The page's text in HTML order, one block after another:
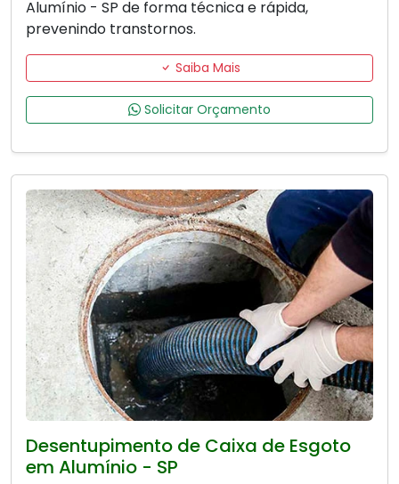
Alumínio - SP de forma técnica e rápida,
prevenindo transtornos.
Saiba Mais
Solicitar Orçamento
Desentupimento de Caixa de Esgoto
em Alumínio - SP